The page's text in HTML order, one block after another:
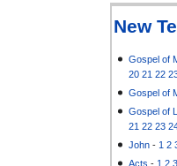
New
Gospel of
20 21 22
Gospel of
Gospel of
21 22 23
John - 1 2
Acts -1 2